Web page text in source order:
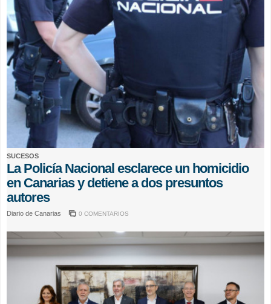
SUCESOS
La Policía Nacional esclarece un homicidio
en Canarias y detiene a dos presuntos
autores
Diario de Canarias 0 COMENTARIOS